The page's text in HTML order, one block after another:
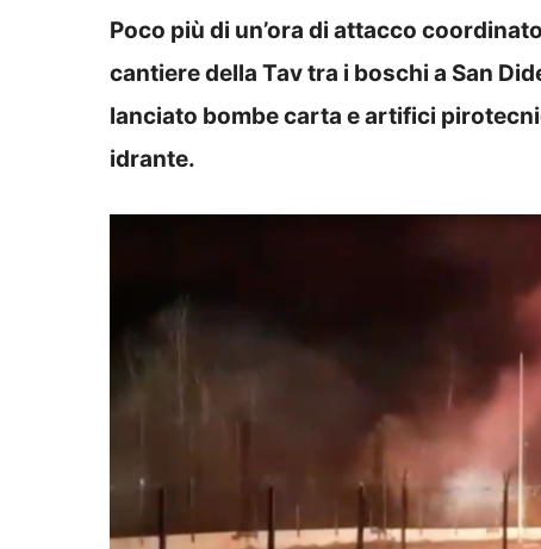
Poco più di un’ora di attacco
cantiere della Tav tra i boschi a San
lanciato bombe carta e artifici
idrante.